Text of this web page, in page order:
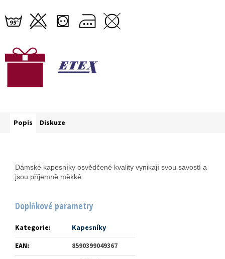
Popis Diskuze
Dámské kapesníky osvědčené kvality vynikají svou savostí a
jsou příjemně měkké.
Doplňkové parametry
Kategorie:
Kapesníky
EAN:
8590399049367